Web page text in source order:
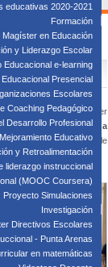
educativas 2020-2021
Formación
Magíster en Educación
y Liderazgo Escolar
Educacional e-learning
Educacional Presencial
Escolares
Coaching Pedagógico
Desarrollo Profesional
Educativo
y Retroalimentación
liderazgo instruccional
(MOOC Coursera)
Proyecto Simulaciones
Investigación
Directivos Escolares
- Punta Arenas
en matemáticas
del programa de Magíster
reflexivos orientados a
si era posible